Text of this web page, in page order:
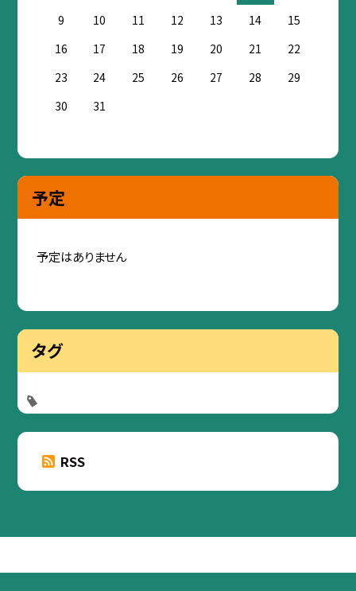
9
10 11 12 13 14
15
16
17 18 19 20 21
22
23
24 25 26 27 28
29
30
31
予定
予定はありません
タグ
RSS